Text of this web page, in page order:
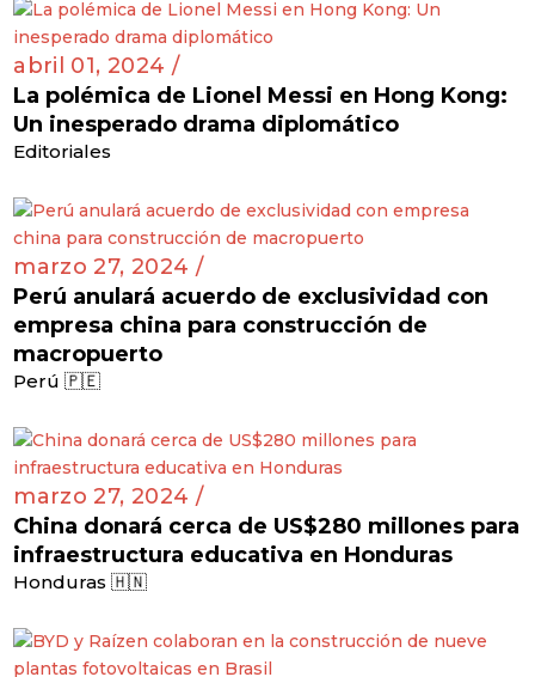
abril 01, 2024 /
La polémica de Lionel Messi en Hong Kong:
Un inesperado drama diplomático
Editoriales
marzo 27, 2024 /
Perú anulará acuerdo de exclusividad con
empresa china para construcción de
macropuerto
Perú 🇵🇪
marzo 27, 2024 /
China donará cerca de US$280 millones para
infraestructura educativa en Honduras
Honduras 🇭🇳